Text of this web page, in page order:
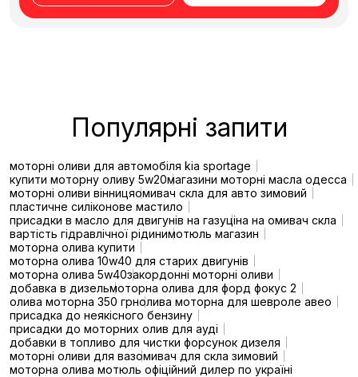
Популярні запити
моторні оливи для автомобіля kia sportage
купити моторну оливу 5w20магазини моторні масла одесса
моторні оливи вінницяомивач скла для авто зимовий
пластичне силіконове мастило
присадки в масло для двигунів на газуціна на омивач скла
вартість гідравлічної рідинимотюль магазин
моторна олива купити
моторна олива 10w40 для старих двигунів
моторна олива 5w40закордонні моторні оливи
добавка в дизельмоторна олива для форд фокус 2
олива моторна 350 грнолива моторна для шевроле авео
присадка до неякісного бензину
присадки до моторних олив для ауді
добавки в топливо для чистки форсунок дизеля
моторні оливи для вазомивач для скла зимовий
моторна олива мотюль офіційний дилер по україні